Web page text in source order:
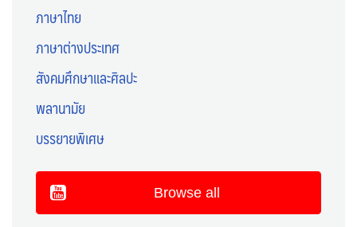
ภาษาไทย
ภาษาต่างประเทศ
สังคมศึกษาและศิลปะ
พลานามัย
บรรยายพิเศษ
Browse all